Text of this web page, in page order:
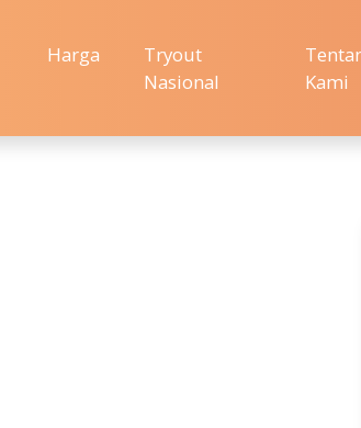
Harga
Tryout
Nasional
Kami